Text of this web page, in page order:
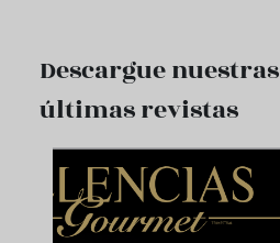
Descargue nuestras
últimas revistas